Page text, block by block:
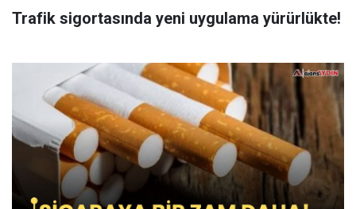
Trafik sigortasında yeni uygulama yürürlükte!